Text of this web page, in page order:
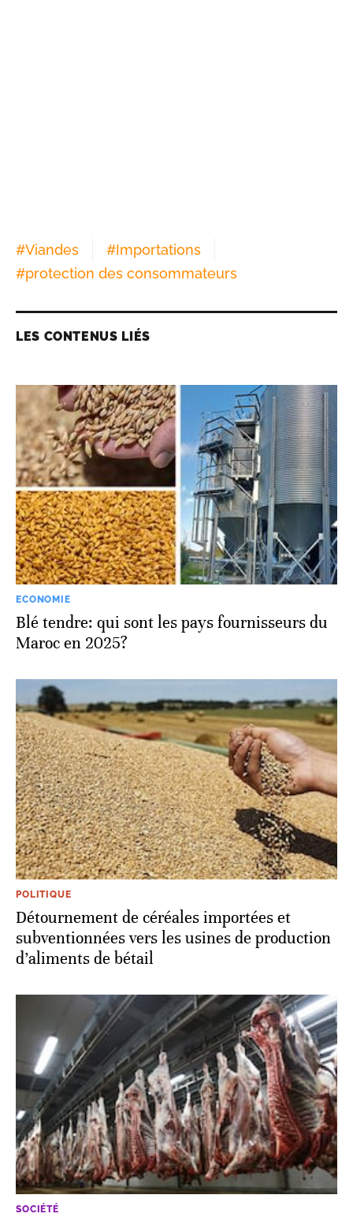
#Viandes #Importations
#protection des consommateurs
LES CONTENUS LIÉS
ECONOMIE
Blé tendre: qui sont les pays fournisseurs du
Maroc en 2025?
POLITIQUE
Détournement de céréales importées et
subventionnées vers les usines de production
d’aliments de bétail
SOCIÉTÉ